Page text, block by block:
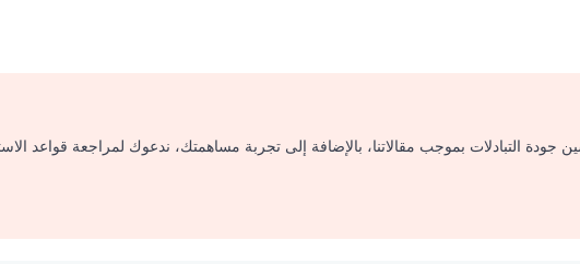
جودة التبادلات بموجب مقالاتنا، بالإضافة إلى تجربة مساهمتك، ندعوك لمراجعة قواعد